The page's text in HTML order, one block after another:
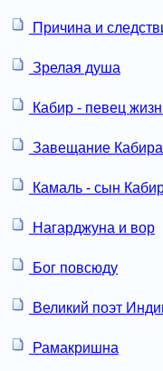
Причина и
Зрелая душа
Кабир - певец
Завещание Кабира
Камаль - сын
Нагарджуна и вор
Бог повсюду
Великий поэт
Рамакришна